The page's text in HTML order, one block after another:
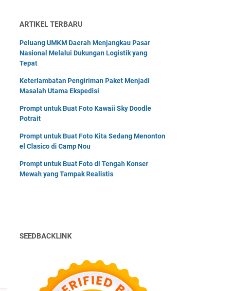
ARTIKEL TERBARU
Peluang UMKM Daerah Menjangkau Pasar
Nasional Melalui Dukungan Logistik yang
Tepat
Keterlambatan Pengiriman Paket Menjadi
Masalah Utama Ekspedisi
Prompt untuk Buat Foto Kawaii Sky Doodle
Potrait
Prompt untuk Buat Foto Kita Sedang Menonton
el Clasico di Camp Nou
Prompt untuk Buat Foto di Tengah Konser
Mewah yang Tampak Realistis
SEEDBACKLINK